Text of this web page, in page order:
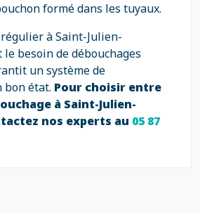
formé dans les tuyaux.
à Saint-Julien-
besoin de débouchages
un système de
bon état. Pour choisir entre
à Saint-Julien-
nos experts au 05 87